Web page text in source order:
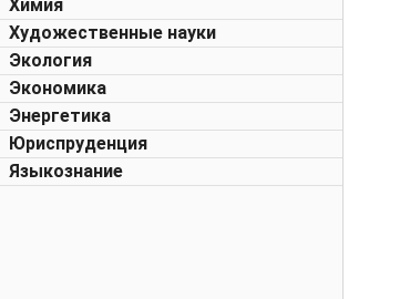
Химия
Художественные науки
Экология
Экономика
Энергетика
Юриспруденция
Языкознание